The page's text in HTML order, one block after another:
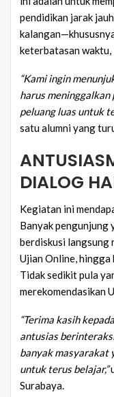
pendidikan jarak
keterbatasan waktu,
“Kami ingin
harus
peluang luas untuk
satu alumni yang
DIALOG
Kegiatan ini
Banyak pengunjung
berdiskusi langsung
Ujian Online,
Tidak sedikit pula
merekomendasikan
“Terima kasih
antusias
banyak masyarakat
untuk terus belajar,”
Surabaya.